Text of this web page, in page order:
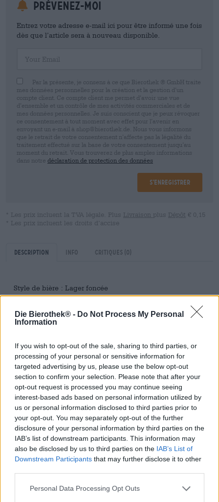
Die Bierothek® - Do Not Process My Personal
Information
If you wish to opt-out of the sale, sharing to third parties, or
processing of your personal or sensitive information for
targeted advertising by us, please use the below opt-out
section to confirm your selection. Please note that after your
opt-out request is processed you may continue seeing
interest-based ads based on personal information utilized by
us or personal information disclosed to third parties prior to
your opt-out. You may separately opt-out of the further
disclosure of your personal information by third parties on the
IAB’s list of downstream participants. This information may
also be disclosed by us to third parties on the IAB’s List of
Downstream Participants that may further disclose it to other
Personal Data Processing Opt Outs
Prévenez-moi
Entrez votre adresse e-mail ici pour être informé une fois
dès que l’article sera à nouveau disponible.
Par la présente, je consens à ce que Bierothek ® GmbH traite
mes données personnelles pour la création et la gestion d’un
compte client. Ce compte client me permet d’avoir une vue
d’ensemble et un contrôle de mes activités commerciales et de
mes données personnelles. Je suis conscient que je peux révoquer
ce consentement à tout moment avec effet pour l’avenir en
envoyant un e-mail à shop@bierothek.de. Nous vous informons
que le retrait de votre consentement n’affecte pas la légalité du
traitement effectué sur la base de votre consentement jusqu’au
moment du retrait. Vous trouverez de plus amples informations
dans notre déclaration de protection des données
S’enregistrer
* Les prix incluent la TVA légale. Plus Livraison plus Dépôt € 0,15
* Les prix incluent les droits d’accise
Description Info Critiques (0)
Style de bière : Lager foncée
complètement sous-estimé. Au milieu des bières
artisanales houblonnées, de l'actualité aromatique et des
passer au second plan, mais on vous conseille : ne passez
pas à côté de cette gourmandise ! Le classique brille par
une grande harmonie, un équilibre équilibré de houblon
et de malt et une saveur corsée à boire sans égal.
Une variante particulièrement intéressante est la Dark
Lager de l'Edelbierschmiede de Josef Langwieser. Dark
Beauty a une agréable teneur en alcool de 5,2 % et coule
dans le verre dans la teinte la plus foncée de l'acajou. Une
couronne de mousse aux pores denses de couleur ivoire
orne la bière noire nocturne et sent délicieusement le
caramel, les raisins secs, le pain de seigle fraîchement
sorti du four et la confiture d'orange acidulée. Le profil
caramel crémeux et de fruits secs. Une touche de réglisse,